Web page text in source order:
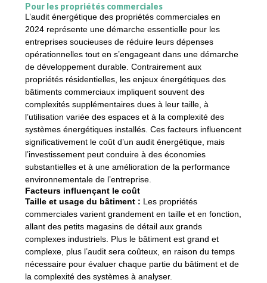
Pour les propriétés commerciales
L’audit énergétique des propriétés commerciales en
2024 représente une démarche essentielle pour les
entreprises soucieuses de réduire leurs dépenses
opérationnelles tout en s’engageant dans une démarche
de développement durable. Contrairement aux
propriétés résidentielles, les enjeux énergétiques des
bâtiments commerciaux impliquent souvent des
complexités supplémentaires dues à leur taille, à
l’utilisation variée des espaces et à la complexité des
systèmes énergétiques installés. Ces facteurs influencent
significativement le coût d’un audit énergétique, mais
l’investissement peut conduire à des économies
substantielles et à une amélioration de la performance
environnementale de l’entreprise.
Facteurs influençant le coût
Taille et usage du bâtiment : Les propriétés
commerciales varient grandement en taille et en fonction,
allant des petits magasins de détail aux grands
complexes industriels. Plus le bâtiment est grand et
complexe, plus l’audit sera coûteux, en raison du temps
nécessaire pour évaluer chaque partie du bâtiment et de
la complexité des systèmes à analyser.